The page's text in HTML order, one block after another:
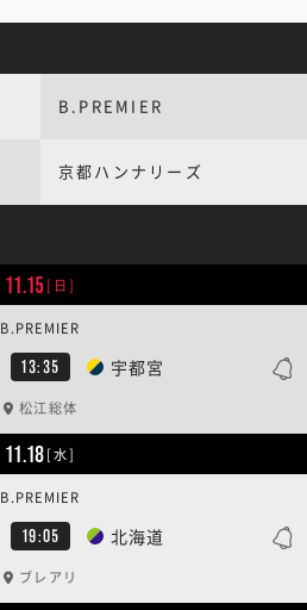
B.PREMIER
京都ハンナリーズ
11.15[日]
13:35 宇都宮
B.PREMIER
松江総体
11.18[水]
19:05 北海道
B.PREMIER
ブレアリ